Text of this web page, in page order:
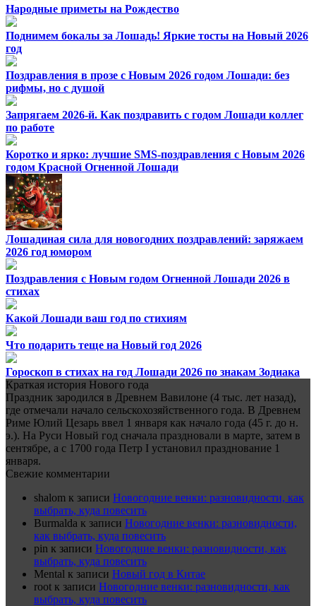
Народные приметы на Рождество
Поднимем бокалы за Лошадь! Яркие тосты на Новый 2026
год
Поздравления в прозе с Новым 2026 годом Лошади: без
рифмы, но с душой
Запрягаем 2026-й. Как поздравить с годом Лошади коллег
по работе
Коротко и ярко: лучшие SMS-поздравления с Новым 2026
годом Красной Огненной Лошади
Лошадиная сила для новогодних поздравлений: заряжаем
2026 год юмором
Поздравления с Новым годом Огненной Лошади 2026 в
стихах
Какой Лошади ваш год по стихиям
Что подарить теще на Новый год 2026
Гороскоп в стихах на год Лошади 2026 по знакам Зодиака
Краткая история Нового года
Праздник зародился в Древнем Вавилоне (4 тыс. лет назад),
где отмечали начало сельскохозяйственного года. В Древнем
Риме Юлий Цезарь ввел 1 января как начало года (45 г. до н.
э.). На Руси Новый год сначала праздновали в марте, затем в
сентябре, а с 1700 года Петр I установил празднование 1
января.
Свежие комментарии
shalom к записи Новогодние венки: разновидности, как
выбрать, куда повесить
Burmalda к записи Новогодние венки: разновидности,
как выбрать, куда повесить
pin к записи Новогодние венки: разновидности, как
выбрать, куда повесить
Mental к записи Новый год в Китае
root к записи Новогодние венки: разновидности, как
выбрать, куда повесить